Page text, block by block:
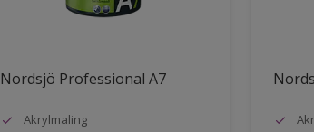
Nordsjö Professional A7
Akrylmaling